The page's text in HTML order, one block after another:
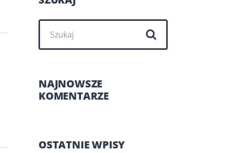
Szukaj:
NAJNOWSZE
KOMENTARZE
OSTATNIE WPISY